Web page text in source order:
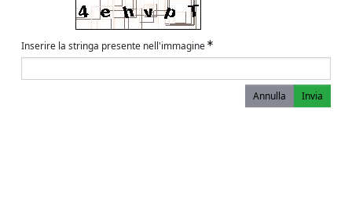
Inserire la stringa presente nell'immagine
Annulla Invia